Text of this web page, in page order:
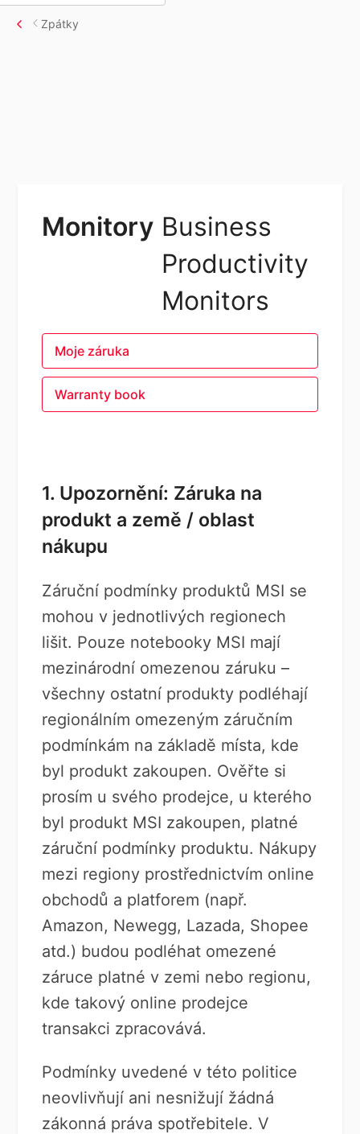
Zpátky
Monitory Business
Productivity
Monitors
Moje záruka
Warranty book
1. Upozornění: Záruka na
produkt a země / oblast
nákupu
Záruční podmínky produktů MSI se
mohou v jednotlivých regionech
lišit. Pouze notebooky MSI mají
mezinárodní omezenou záruku –
všechny ostatní produkty podléhají
regionálním omezeným záručním
podmínkám na základě místa, kde
byl produkt zakoupen. Ověřte si
prosím u svého prodejce, u kterého
byl produkt MSI zakoupen, platné
záruční podmínky produktu. Nákupy
mezi regiony prostřednictvím online
obchodů a platforem (např.
Amazon, Newegg, Lazada, Shopee
atd.) budou podléhat omezené
záruce platné v zemi nebo regionu,
kde takový online prodejce
transakci zpracovává.
Podmínky uvedené v této politice
neovlivňují ani nesnižují žádná
zákonná práva spotřebitele. V